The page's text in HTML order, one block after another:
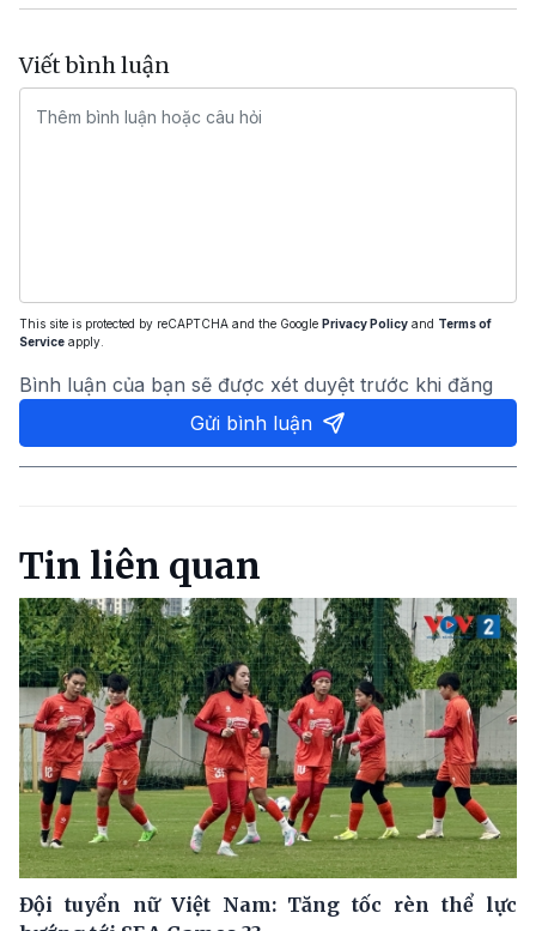
Viết bình luận
This site is protected by reCAPTCHA and the Google Privacy Policy and Terms of
Service apply.
Bình luận của bạn sẽ được xét duyệt trước khi đăng
Gửi bình luận
Tin liên quan
Đội tuyển nữ Việt Nam: Tăng tốc rèn thể lực